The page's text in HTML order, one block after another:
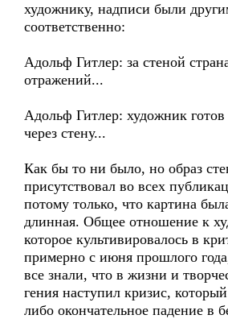
художнику, надписи были
соответственно:
Адольф Гитлер: за стеной
отражений...
Адольф Гитлер: художник
через стену...
Как бы то ни было, но образ
присутствовал во всех
потому только, что картина
длинная. Общее отношение к
которое культивировалось в
примерно с июня прошлого
все знали, что в жизни и
гения наступил кризис,
либо окончательное падение в